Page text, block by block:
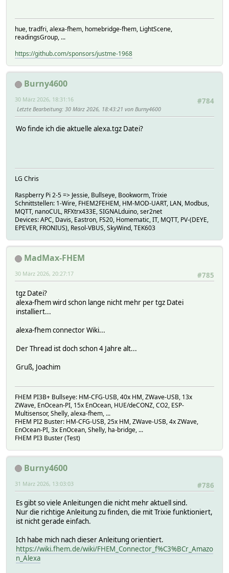
hue, tradfri, alexa-fhem, homebridge-fhem, LightScene,
readingsGroup, ...
https://github.com/sponsors/justme-1968
Burny4600
#784
30 März 2026, 18:31:16
Letzte Bearbeitung: 30 März 2026, 18:43:21 von Burny4600
Wo finde ich die aktuelle alexa.tgz Datei?
LG Chris
Raspberry Pi 2-5 => Jessie, Bullseye, Bookworm, Trixie
Schnittstellen: 1-Wire, FHEM2FEHEM, HM-MOD-UART, LAN, Modbus,
MQTT, nanoCUL, RFXtrx433E, SIGNALduino, ser2net
Devices: APC, Davis, Eastron, FS20, Homematic, IT, MQTT, PV-(DEYE,
EPEVER, FRONIUS), Resol-VBUS, SkyWind, TEK603
MadMax-FHEM
#785
30 März 2026, 20:27:17
tgz Datei?
alexa-fhem wird schon lange nicht mehr per tgz Datei
installiert...
alexa-fhem connector Wiki...
Der Thread ist doch schon 4 Jahre alt...
Gruß, Joachim
FHEM PI3B+ Bullseye: HM-CFG-USB, 40x HM, ZWave-USB, 13x
ZWave, EnOcean-PI, 15x EnOcean, HUE/deCONZ, CO2, ESP-
Multisensor, Shelly, alexa-fhem, ...
FHEM PI2 Buster: HM-CFG-USB, 25x HM, ZWave-USB, 4x ZWave,
EnOcean-PI, 3x EnOcean, Shelly, ha-bridge, ...
FHEM PI3 Buster (Test)
Burny4600
#786
31 März 2026, 13:03:03
Es gibt so viele Anleitungen die nicht mehr aktuell sind.
Nur die richtige Anleitung zu finden, die mit Trixie funktioniert,
ist nicht gerade einfach.
Ich habe mich nach dieser Anleitung orientiert.
https://wiki.fhem.de/wiki/FHEM_Connector_f%C3%BCr_Amazo
n_Alexa